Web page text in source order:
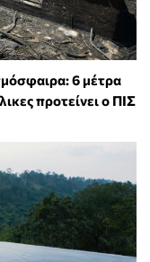
6 μέτρα
προτείνει ο ΠΙΣ